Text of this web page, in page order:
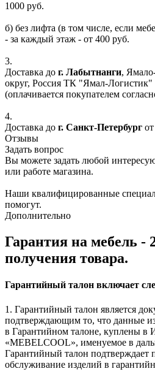
1000 руб.
б) без лифта (в том числе, если
- за каждый этаж - от 400 руб.
3.
Доставка до г. Лабытнанги,
округ, Россия ТК "Ямал-Логистик"
(оплачивается покупателем
4.
Доставка до г. Санкт-Петербург
Отзывы
Задать вопрос
Вы можете задать любой
или работе магазина.
Наши квалифицированные
помогут.
Дополнительно
Гарантия на мебель -
получения товара.
Гарантийный талон включает
1. Гарантийный талон является
подтверждающим то, что данные
в Гарантийном талоне, куплены в
«MEBELCOOL», именуемое в
Гарантийный талон подтверждает
обслуживание изделий в